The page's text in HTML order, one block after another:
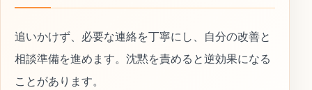
追いかけず、必要な連絡を丁寧にし、自分の改善と
相談準備を進めます。沈黙を責めると逆効果になる
ことがあります。